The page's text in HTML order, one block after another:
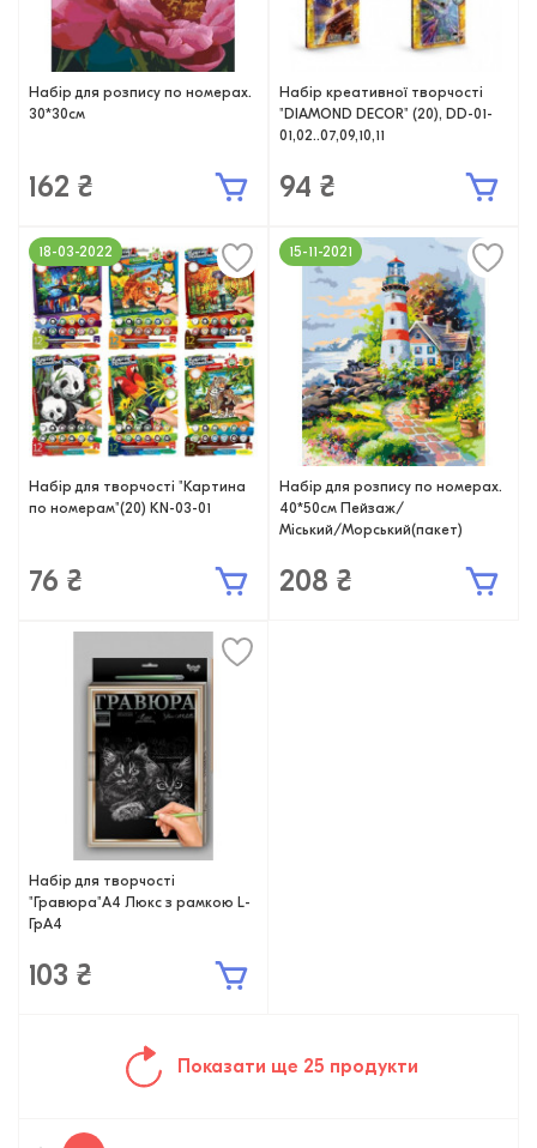
Набір для розпису по номерах.
30*30см
162 ₴
Набір креативної творчості
"DIAMOND DECOR" (20), DD-01-
01,02..07,09,10,11
94 ₴
Набір для творчості "Картина
по номерам"(20) KN-03-01
76 ₴
18-03-2022
Набір для розпису по номерах.
40*50см Пейзаж/
Міський/Mорський(пакет)
208 ₴
15-11-2021
Набір для творчості
"Гравюра"А4 Люкс з рамкою L-
ГрА4
103 ₴
Показати ще 25 продукти